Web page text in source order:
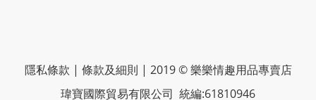
隱私條款 | 條款及細則 | 2019 © 樂樂情趣用品專賣店
瑋寶國際貿易有限公司 統編:61810946